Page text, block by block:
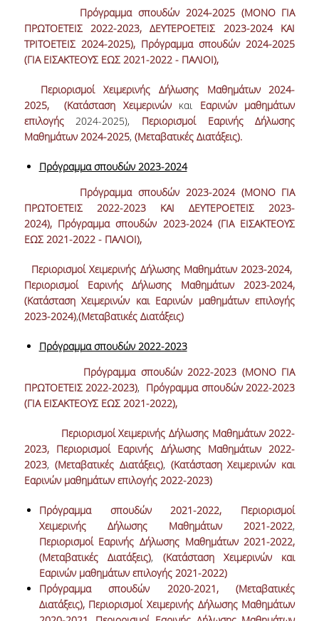
INCOMING STUDENTS
OUTGOING STUDENTS
ΠΡΑΚΤΙΚΗ ΑΣΚΗΣΗ
ΟΔΗΓΟΣ ΕΚΠΟΝΗΣΗΣ ΕΡΓΑΣΙΩΝ
ΔΙΑΔΙΚΑΣΙΑ ΠΑΡΑΠΟΝΩΝ ΦΟΙΤΗΤΩΝ
ΚΑΘΗΓΗΤΕΣ - ΣΥΜΒΟΥΛΟΙ ΣΠΟΥΔΩΝ
ΜΕΤΑΠΤΥΧΙΑΚΕΣ ΣΠΟΥΔΕΣ
ΜΕΤΑΠΤΥΧΙΑΚΕΣ ΣΠΟΥΔΕΣ
ΔΙΔΑΚΤΟΡΙΚΕΣ ΣΠΟΥΔΕΣ
ΠΙΝΑΚΑΣ ΥΠΟΨΗΦΙΩΝ ΔΙΔΑΚΤΟΡΩΝ
ΠΙΝΑΚΑΣ ΔΙΔΑΚΤΟΡΩΝ
ΔΙΑΣΦΑΛΙΣΗ ΠΟΙΟΤΗΤΑΣ
ΠΟΛΙΤΙΚΗ ΠΟΙΟΤΗΤΑΣ
ΠΙΣΤΟΠΟΙΗΣΗ
ΑΞΙΟΛΟΓΗΣΗ
ΑΠΟ ΠΡΟΠΤΥΧΙΑΚΟΥΣ ΦΟΙΤΗΤΕΣ
ΑΠΟ ΤΕΛΕΙΟΦΟΙΤΟΥΣ
ΕΚΘΕΣΕΙΣ ΕΞΩΤΕΡΙΚΗΣ
ΑΞΙΟΛΟΓΗΣΗΣ
Πρόγραμμα σπουδών 2024-2025 (ΜΟΝΟ ΓΙΑ
ΠΡΩΤΟΕΤΕΙΣ 2022-2023, ΔΕΥΤΕΡΟΕΤΕΙΣ 2023-2024 ΚΑΙ
ΤΡΙΤΟΕΤΕΙΣ 2024-2025), Πρόγραμμα σπουδών 2024-2025
(ΓΙΑ ΕΙΣΑΚΤΕΟΥΣ ΕΩΣ 2021-2022 - ΠΑΛΙΟΙ),
Περιορισμοί Χειμερινής Δήλωσης Μαθημάτων 2024-
2025,
(Κατάσταση Χειμερινώνκαι Εαρινών μαθημάτων
επιλογής2024-2025), Περιορισμοί Εαρινής Δήλωσης
Μαθημάτων 2024-2025, (Μεταβατικές Διατάξεις).
Πρόγραμμα σπουδών 2023-2024
Πρόγραμμα σπουδών 2023-2024 (ΜΟΝΟ ΓΙΑ
ΠΡΩΤΟΕΤΕΙΣ 2022-2023 ΚΑΙ ΔΕΥΤΕΡΟΕΤΕΙΣ 2023-
2024), Πρόγραμμα σπουδών 2023-2024 (ΓΙΑ ΕΙΣΑΚΤΕΟΥΣ
ΕΩΣ 2021-2022 - ΠΑΛΙΟΙ),
Περιορισμοί Χειμερινής Δήλωσης Μαθημάτων 2023-2024,
Περιορισμοί Εαρινής Δήλωσης Μαθημάτων 2023-2024,
(Κατάσταση Χειμερινών και Εαρινών μαθημάτων επιλογής
2023-2024),(Μεταβατικές Διατάξεις)
Πρόγραμμα σπουδών 2022-2023
Πρόγραμμα σπουδών 2022-2023 (ΜΟΝΟ ΓΙΑ
ΠΡΩΤΟΕΤΕΙΣ 2022-2023), Πρόγραμμα σπουδών 2022-2023
(ΓΙΑ ΕΙΣΑΚΤΕΟΥΣ ΕΩΣ 2021-2022),
Περιορισμοί Χειμερινής Δήλωσης Μαθημάτων 2022-
2023,
Περιορισμοί Εαρινής Δήλωσης Μαθημάτων 2022-
2023, (Μεταβατικές Διατάξεις), (Κατάσταση Χειμερινών και
Εαρινών μαθημάτων επιλογής 2022-2023)
Πρόγραμμα σπουδών 2021-2022,
Περιορισμοί
Χειμερινής Δήλωσης Μαθημάτων 2021-2022,
Περιορισμοί Εαρινής Δήλωσης Μαθημάτων 2021-2022,
(Μεταβατικές Διατάξεις), (Κατάσταση Χειμερινών και
Εαρινών μαθημάτων επιλογής 2021-2022)
Πρόγραμμα σπουδών 2020-2021,(Μεταβατικές
Διατάξεις), Περιορισμοί Χειμερινής Δήλωσης Μαθημάτων